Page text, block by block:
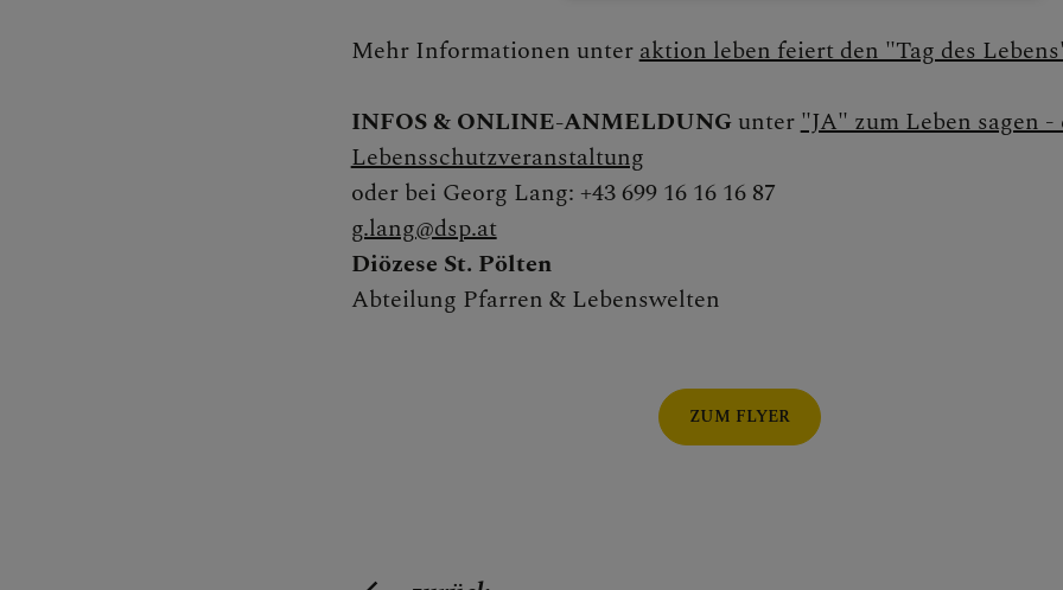
Medienplattform
Kontakt
Caritas St. Pölten & NÖ-West
Mehr Informationen unteraktion leben feiert den "Tag des
INFOS & ONLINE-ANMELDUNGunter"JA" zum Leben sagen -
Lebensschutzveranstaltung
oder bei Georg Lang: +43 699 16 16 16 87
g.lang@dsp.at
Diözese St. Pölten
Abteilung Pfarren & Lebenswelten
ZUM FLYER